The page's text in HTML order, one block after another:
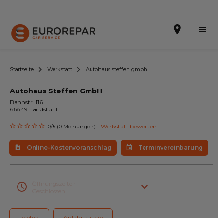
Terminvereinbarung
Online-Kostenvoranschlag
Die Marke
Leistungen
Angebote
Startseite Werkstatt Autohaus steffen gmbh
Autohaus Steffen GmbH
Bahnstr. 116
66849 Landstuhl
0/5 (0 Meinungen) Werkstatt bewerten
Online-Kostenvoranschlag Terminvereinbarung